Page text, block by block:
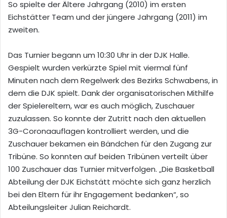
So spielte der Ältere Jahrgang (2010) im ersten
Eichstätter Team und der jüngere Jahrgang (2011) im
zweiten.
Das Turnier begann um 10:30 Uhr in der DJK Halle.
Gespielt wurden verkürzte Spiel mit viermal fünf
Minuten nach dem Regelwerk des Bezirks Schwabens, in
dem die DJK spielt. Dank der organisatorischen Mithilfe
der Spielereltern, war es auch möglich, Zuschauer
zuzulassen. So konnte der Zutritt nach den aktuellen
3G-Coronaauflagen kontrolliert werden, und die
Zuschauer bekamen ein Bändchen für den Zugang zur
Tribüne. So konnten auf beiden Tribünen verteilt über
100 Zuschauer das Turnier mitverfolgen. „Die Basketball
Abteilung der DJK Eichstätt möchte sich ganz herzlich
bei den Eltern für ihr Engagement bedanken“, so
Abteilungsleiter Julian Reichardt.